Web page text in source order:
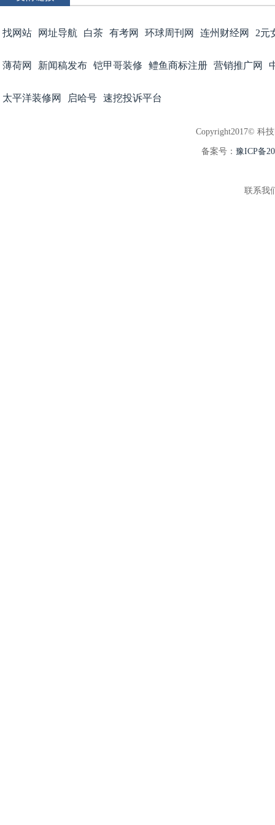
找网站 网址导航 白茶 有考网 环球周刊网 连州财经网 2元
薄荷网 新闻稿发布 铠甲哥装修 鳢鱼商标注册 营销推广网
太平洋装修网 启哈号 速挖投诉平台
Copyright2017© 科
备案号： 豫ICP备
联系我